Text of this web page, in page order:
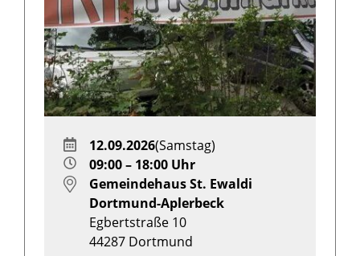
12.09.2026(Samstag)
09:00 – 18:00 Uhr
Gemeindehaus St. Ewaldi
Dortmund-Aplerbeck
Egbertstraße 10
44287 Dortmund